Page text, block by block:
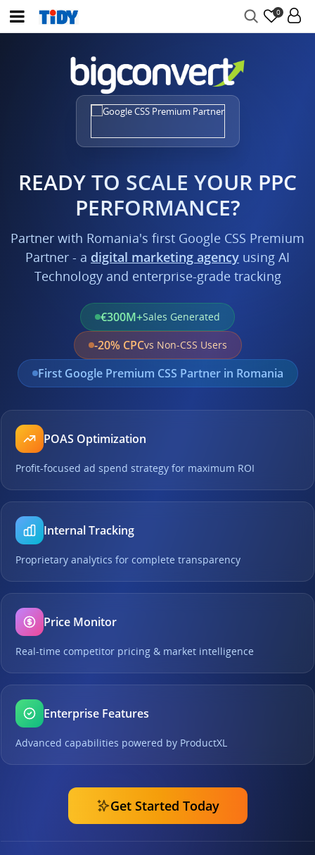
0
READY TO SCALE YOUR PPC
PERFORMANCE?
Partner with Romania's first Google CSS Premium
Partner - a digital marketing agency using AI
Technology and enterprise-grade tracking
€300M+Sales Generated
-20% CPCvs Non-CSS Users
First Google Premium CSS Partner in Romania
POAS Optimization
Profit-focused ad spend strategy for maximum ROI
Internal Tracking
Proprietary analytics for complete transparency
Price Monitor
Real-time competitor pricing & market intelligence
Enterprise Features
Advanced capabilities powered by ProductXL
Get Started Today